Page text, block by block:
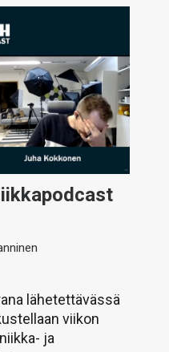
lähetettävässä
viikon
ja